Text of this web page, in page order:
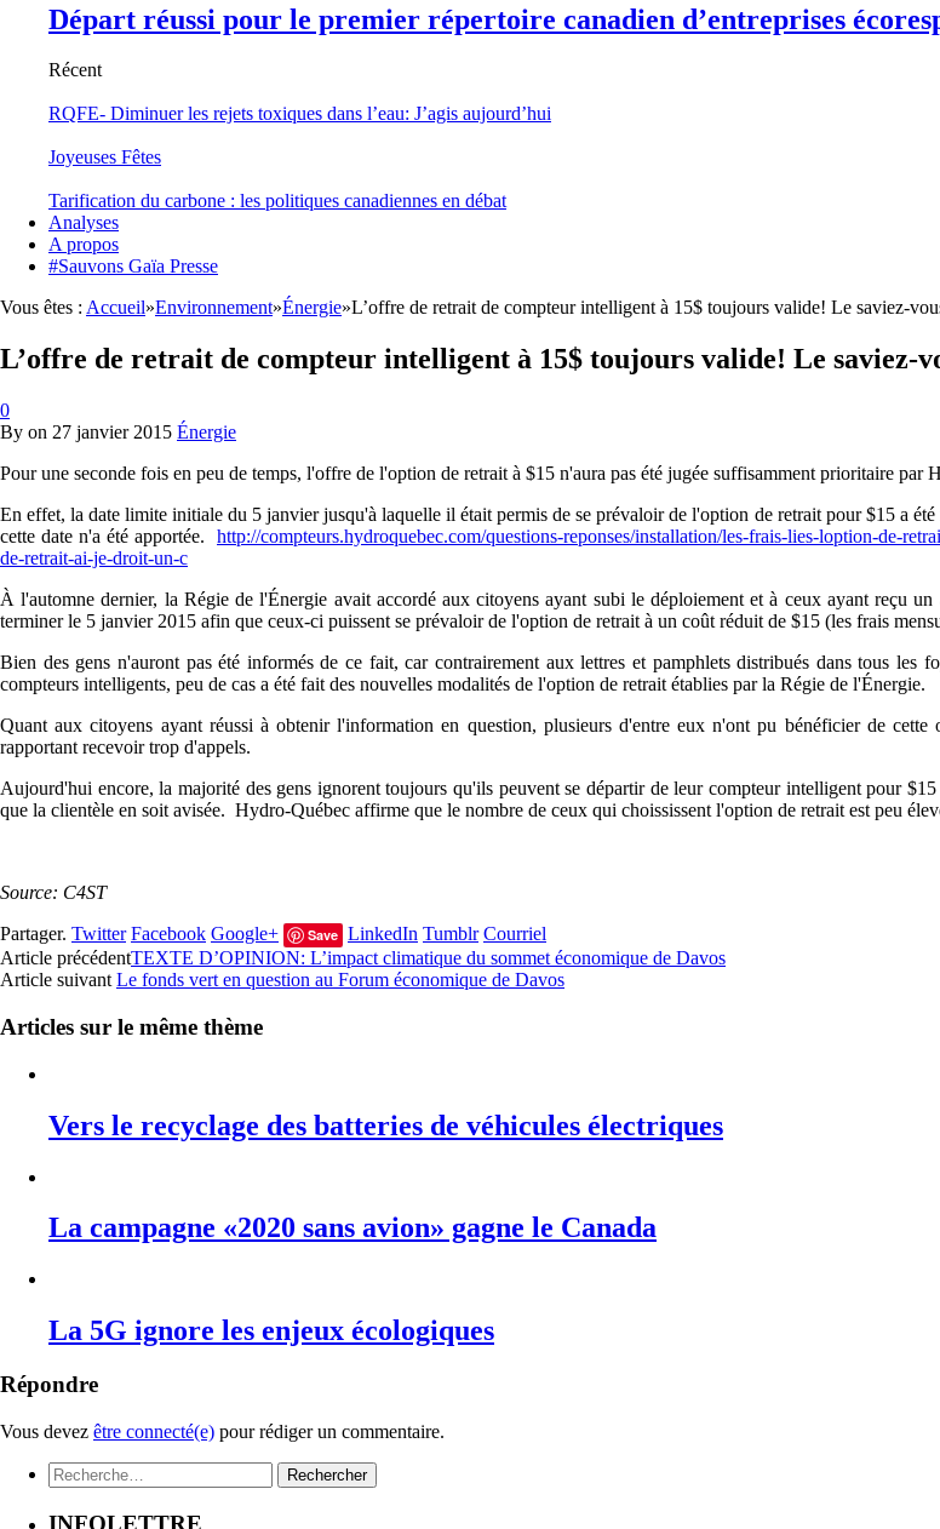
Départ réussi pour le premier répertoire canadien d’entreprises
Récent
RQFE- Diminuer les rejets toxiques dans l’eau: J’agis aujourd’hui
Joyeuses Fêtes
Tarification du carbone : les politiques canadiennes en débat
Analyses
A propos
#Sauvons Gaïa Presse
Vous êtes : Accueil»Environnement»Énergie»L’offre de retrait de compteur intelligent à 15$ toujours valide! Le saviez-
L’offre de retrait de compteur intelligent à 15$ toujours valide! Le saviez-
0
By on 27 janvier 2015 Énergie
Pour une seconde fois en peu de temps, l'offre de l'option de retrait à $15 n'aura pas été jugée suffisamment prioritaire
En effet, la date limite initiale du 5 janvier jusqu'à laquelle il était permis de se prévaloir de l'option de retrait pour $15 a
cette date n'a été apportée. http://compteurs.hydroquebec.com/questions-reponses/installation/les-frais-lies-loption-de-
de-retrait-ai-je-droit-un-c
À l'automne dernier, la Régie de l'Énergie avait accordé aux citoyens ayant subi le déploiement et à ceux ayant reçu
terminer le 5 janvier 2015 afin que ceux-ci puissent se prévaloir de l'option de retrait à un coût réduit de $15 (les frais
Bien des gens n'auront pas été informés de ce fait, car contrairement aux lettres et pamphlets distribués dans tous
compteurs intelligents, peu de cas a été fait des nouvelles modalités de l'option de retrait établies par la Régie de l'Énergie.
Quant aux citoyens ayant réussi à obtenir l'information en question, plusieurs d'entre eux n'ont pu bénéficier de
rapportant recevoir trop d'appels.
Aujourd'hui encore, la majorité des gens ignorent toujours qu'ils peuvent se départir de leur compteur intelligent pour
que la clientèle en soit avisée. Hydro-Québec affirme que le nombre de ceux qui choississent l'option de retrait est peu
Source: C4ST
Partager. Twitter Facebook Google+ Save LinkedIn Tumblr Courriel
Article précédentTEXTE D’OPINION: L’impact climatique du sommet économique de Davos
Article suivant Le fonds vert en question au Forum économique de Davos
Articles sur le même thème
Vers le recyclage des batteries de véhicules électriques
La campagne «2020 sans avion» gagne le Canada
La 5G ignore les enjeux écologiques
Répondre
Vous devez être connecté(e) pour rédiger un commentaire.
Rechercher :
INFOLETTRE